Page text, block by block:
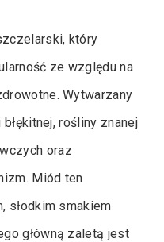
który
ze względu na
Wytwarzany
rośliny znanej
oraz
Miód ten
słodkim smakiem
główną zaletą jest